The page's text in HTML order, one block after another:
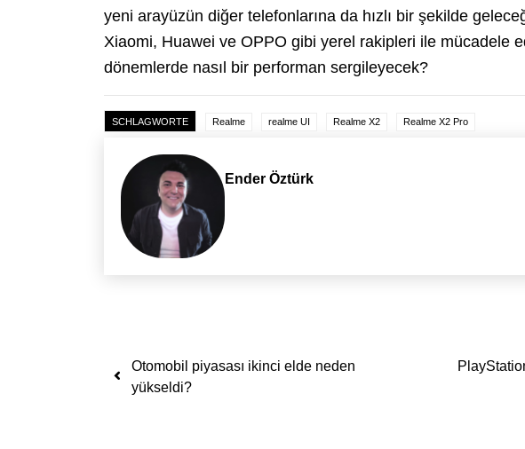
yeni arayüzün diğer telefonlarına da hızlı bir şekilde
Xiaomi, Huawei ve OPPO gibi yerel rakipleri ile mücadele
dönemlerde nasıl bir performan sergileyecek?
SCHLAGWORTE Realme realme UI Realme X2 Realme X2 Pro
Ender Öztürk
Yazı dolaşımı
Otomobil piyasası ikinci elde neden
yükseldi?
PlayStation